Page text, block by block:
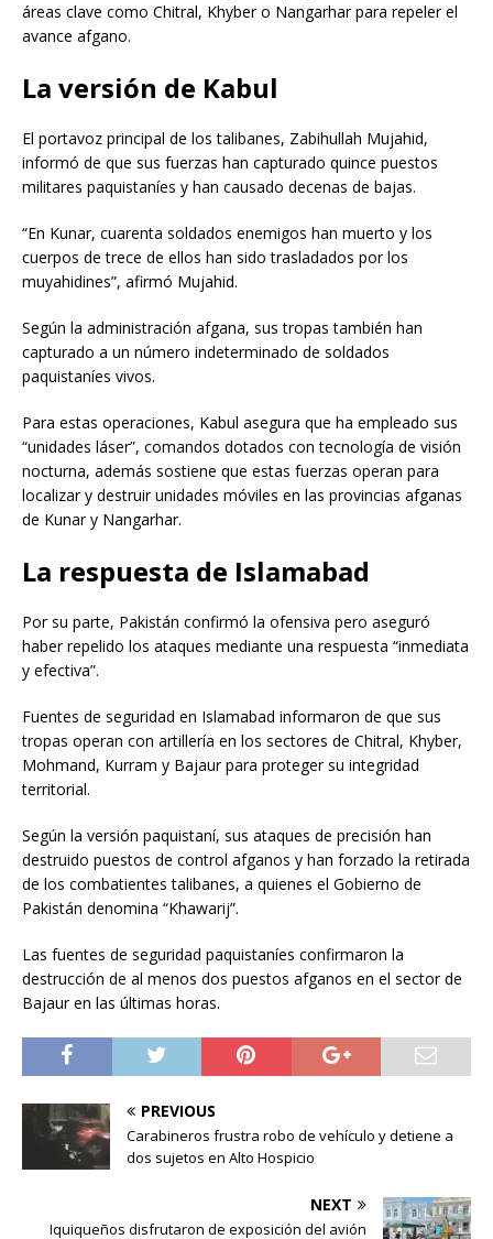
áreas clave como Chitral, Khyber o Nangarhar para repeler el
avance afgano.
La versión de Kabul
El portavoz principal de los talibanes, Zabihullah Mujahid,
informó de que sus fuerzas han capturado quince puestos
militares paquistaníes y han causado decenas de bajas.
“En Kunar, cuarenta soldados enemigos han muerto y los
cuerpos de trece de ellos han sido trasladados por los
muyahidines”, afirmó Mujahid.
Según la administración afgana, sus tropas también han
capturado a un número indeterminado de soldados
paquistaníes vivos.
Para estas operaciones, Kabul asegura que ha empleado sus
“unidades láser”, comandos dotados con tecnología de visión
nocturna, además sostiene que estas fuerzas operan para
localizar y destruir unidades móviles en las provincias afganas
de Kunar y Nangarhar.
La respuesta de Islamabad
Por su parte, Pakistán confirmó la ofensiva pero aseguró
haber repelido los ataques mediante una respuesta “inmediata
y efectiva”.
Fuentes de seguridad en Islamabad informaron de que sus
tropas operan con artillería en los sectores de Chitral, Khyber,
Mohmand, Kurram y Bajaur para proteger su integridad
territorial.
Según la versión paquistaní, sus ataques de precisión han
destruido puestos de control afganos y han forzado la retirada
de los combatientes talibanes, a quienes el Gobierno de
Pakistán denomina “Khawarij”.
Las fuentes de seguridad paquistaníes confirmaron la
destrucción de al menos dos puestos afganos en el sector de
Bajaur en las últimas horas.
PREVIOUS
Carabineros frustra robo de vehículo y detiene a
dos sujetos en Alto Hospicio
NEXT
Iquiqueños disfrutaron de exposición del avión